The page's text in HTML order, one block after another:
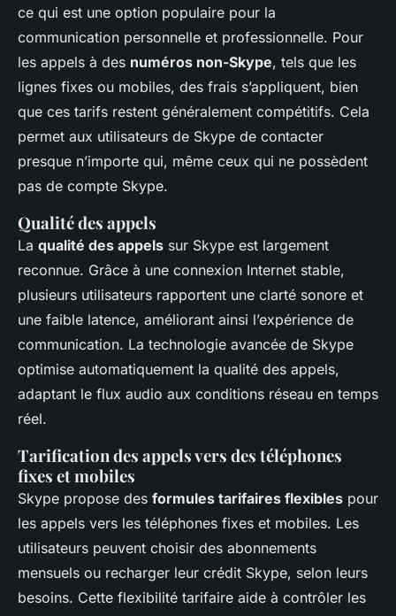
ce qui est une option populaire pour la
communication personnelle et professionnelle. Pour
les appels à des numéros non-Skype, tels que les
lignes fixes ou mobiles, des frais s’appliquent, bien
que ces tarifs restent généralement compétitifs. Cela
permet aux utilisateurs de Skype de contacter
presque n’importe qui, même ceux qui ne possèdent
pas de compte Skype.
Qualité des appels
La qualité des appels sur Skype est largement
reconnue. Grâce à une connexion Internet stable,
plusieurs utilisateurs rapportent une clarté sonore et
une faible latence, améliorant ainsi l’expérience de
communication. La technologie avancée de Skype
optimise automatiquement la qualité des appels,
adaptant le flux audio aux conditions réseau en temps
réel.
Tarification des appels vers des téléphones
fixes et mobiles
Skype propose des formules tarifaires flexibles pour
les appels vers les téléphones fixes et mobiles. Les
utilisateurs peuvent choisir des abonnements
mensuels ou recharger leur crédit Skype, selon leurs
besoins. Cette flexibilité tarifaire aide à contrôler les